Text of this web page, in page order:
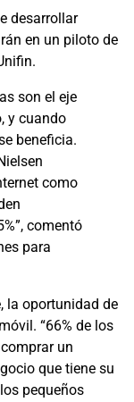
desarrollar
en un piloto de
son el eje
y cuando
beneficia.
como
comentó
para
la oportunidad de
“66% de los
un
que tiene su
pequeños